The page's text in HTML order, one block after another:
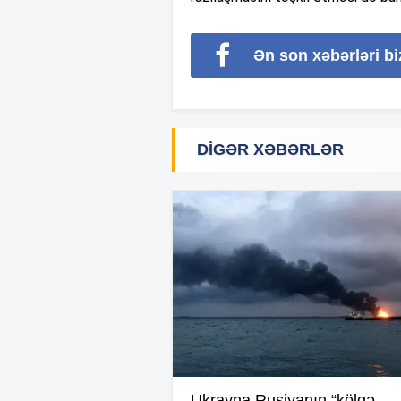
Ən son xəbərləri
DIGƏR XƏBƏRLƏR